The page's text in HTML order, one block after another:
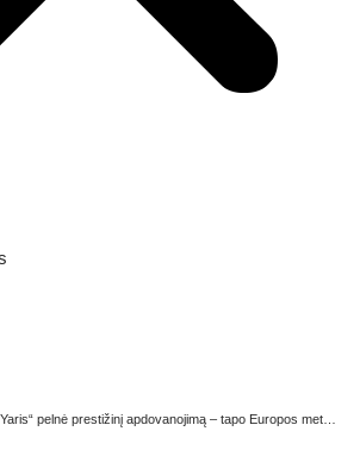
pelnė prestižinį apdovanojimą – tapo Europos metų automobiliu 2021